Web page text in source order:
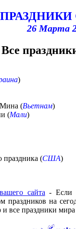
ПРАЗДНИКИ
26 Марта
Все
)
(Вьетнам)
(Мали)
праздника (США)
сайта - Если
на
все праздники мира